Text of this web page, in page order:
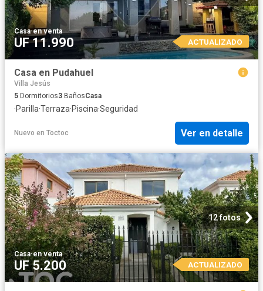
Casa·en venta
UF 11.990 ACTUALIZADO
Casa en Pudahuel
Villa Jesús
5 Dormitorios3 BañosCasa
·Parilla·Terraza·Piscina·Seguridad
Nuevo en Toctoc Ver en detalle
12 fotos
Casa·en venta
UF 5.200 ACTUALIZADO